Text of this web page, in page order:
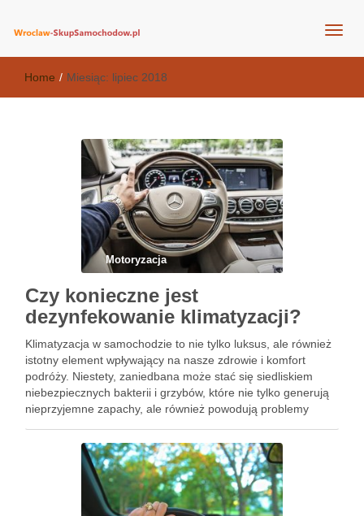
wroclaw-skupsamochodow.pl
Home / Miesiąc: lipiec 2018
Motoryzacja
Czy konieczne jest
dezynfekowanie klimatyzacji?
Klimatyzacja w samochodzie to nie tylko luksus, ale również
istotny element wpływający na nasze zdrowie i komfort
podróży. Niestety, zaniedbana może stać się siedliskiem
niebezpiecznych bakterii i grzybów, które nie tylko generują
nieprzyjemne zapachy, ale również powodują problemy
czystość i …